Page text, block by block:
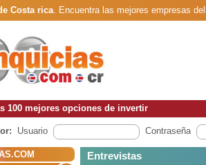
Costa rica. Encuentra las mejores empresas
100 mejores opciones de invertir
Usuario Contraseña
Entrevistas